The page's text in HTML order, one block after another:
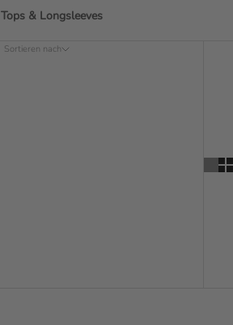
Tops & Longsleeves
Sortieren nach